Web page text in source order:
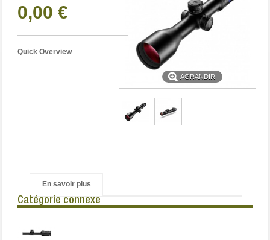
AGRANDIR
0,00 €
Quick Overview
En savoir plus
Catégorie connexe